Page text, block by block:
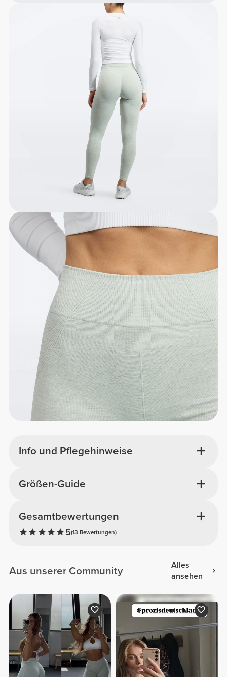
Info und Pflegehinweise
Gesamtbewertungen
5(13 Bewertungen)
Größen-Guide
Aus unserer Community
Alles
ansehen